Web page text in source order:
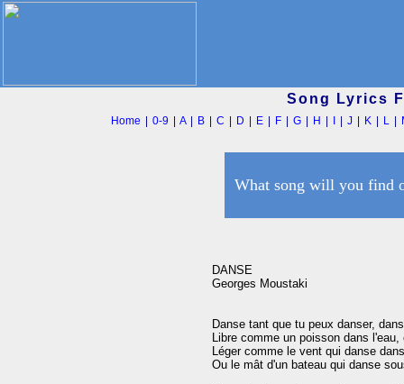
Song Lyrics
Home |0-9 |A| B |C D E F |G H |J K L
What song will you find
DANSE
Georges Moustaki
Danse tant que tu peux danser,
Libre comme un poisson dans
Léger comme le vent qui danse
Ou le mât d'un bateau qui danse